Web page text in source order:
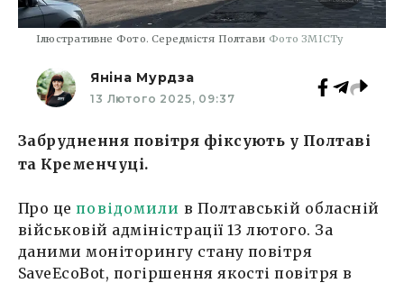
Ілюстративне Фото. Середмістя Полтави Фото ЗМІСТу
Яніна Мурдза
13 Лютого 2025, 09:37
Забруднення повітря фіксують у Полтаві
та Кременчуці.
Про цеповідомили в Полтавській обласній
військовій адміністрації 13 лютого. За
даними моніторингу стану повітря
SaveEcoBot, погіршення якості повітря в